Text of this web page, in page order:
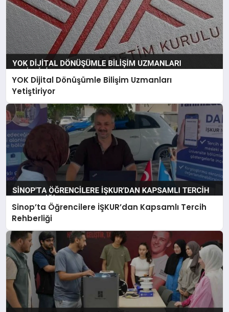
YOK Dijital Dönüşümle Bilişim Uzmanları
Yetiştiriyor
Sinop’ta Öğrencilere İŞKUR’dan Kapsamlı Tercih
Rehberliği